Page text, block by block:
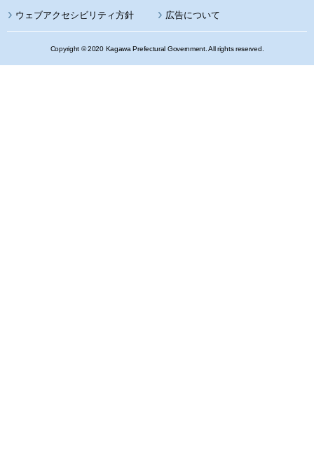
ウェブアクセシビリティ方針 広告について
Copyright © 2020 Kagawa Prefectural Government. All rights reserved.